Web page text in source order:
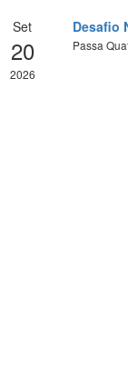
Set
20
2026
Desafio
Passa